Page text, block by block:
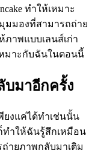
ทำให้เหมาะ
มมองที่สามารถถ่าย
าพแบบเลนส์เก่า
มาะกับฉันในตอนนี้
บมาอีกครั้ง
ยงแค่ได้ทำเช่นนั้น
ำให้ฉันรู้สึกเหมือน
ายภาพกลับมาเติม